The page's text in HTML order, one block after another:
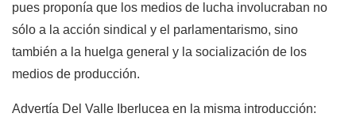
pues proponía que los medios de lucha involucraban no
sólo a la acción sindical y el parlamentarismo, sino
también a la huelga general y la socialización de los
medios de producción.
Advertía Del Valle Iberlucea en la misma introducción: